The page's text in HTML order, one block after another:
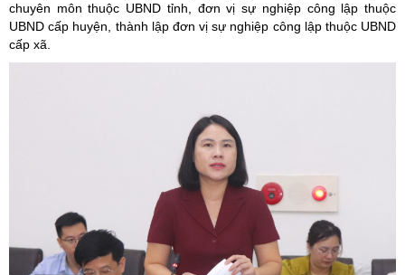
chuyên môn thuộc UBND tỉnh, đơn vị sự nghiệp công lập thuộc
UBND cấp huyện, thành lập đơn vị sự nghiệp công lập thuộc UBND
cấp xã.